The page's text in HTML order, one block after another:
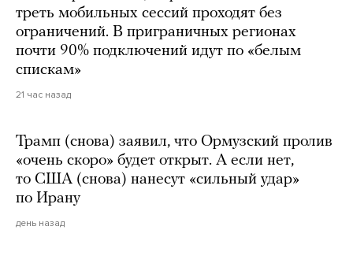
треть мобильных сессий проходят без
ограничений. В приграничных регионах
почти 90% подключений идут по «белым
спискам»
21 час назад
Трамп (снова) заявил, что Ормузский пролив
«очень скоро» будет открыт. А если нет,
то США (снова) нанесут «сильный удар»
по Ирану
день назад